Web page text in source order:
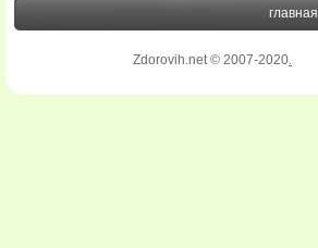
главная
Zdorovih.net © 2007-2020